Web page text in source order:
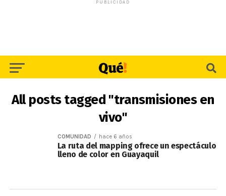
PUBLICIDAD
All posts tagged "transmisiones en
vivo"
COMUNIDAD hace 6 años
La ruta del mapping ofrece un espectáculo
lleno de color en Guayaquil